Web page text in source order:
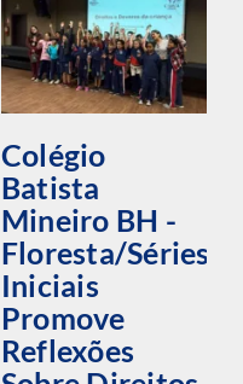
Colégio
Batista
Mineiro BH -
Floresta/Séries
Iniciais
Promove
Reflexões